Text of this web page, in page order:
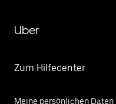
Uber
Zum Hilfecenter
Meine persönlichen